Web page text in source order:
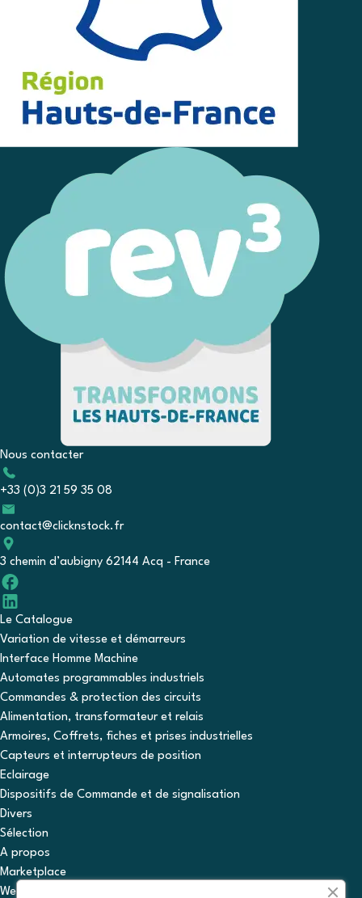
Nous contacter
+33 (0)3 21 59 35 08
contact@clicknstock.fr
3 chemin d’aubigny 62144 Acq - France
Le Catalogue
Variation de vitesse et démarreurs
Interface Homme Machine
Automates programmables industriels
Commandes & protection des circuits
Alimentation, transformateur et relais
Armoires, Coffrets, fiches et prises industrielles
Capteurs et interrupteurs de position
Eclairage
Dispositifs de Commande et de signalisation
Divers
Sélection
A propos
Marketplace
WebShop